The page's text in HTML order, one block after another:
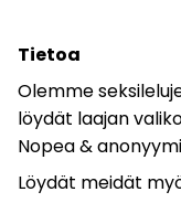
Tietoa
Olemme
löydät laajan
Nopea &
Löydät meidät